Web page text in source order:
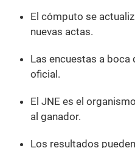
El cómputo se
nuevas actas.
Las encuestas a boca
oficial.
El JNE es el
al ganador.
Los resultados